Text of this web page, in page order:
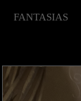
FANTASIAS